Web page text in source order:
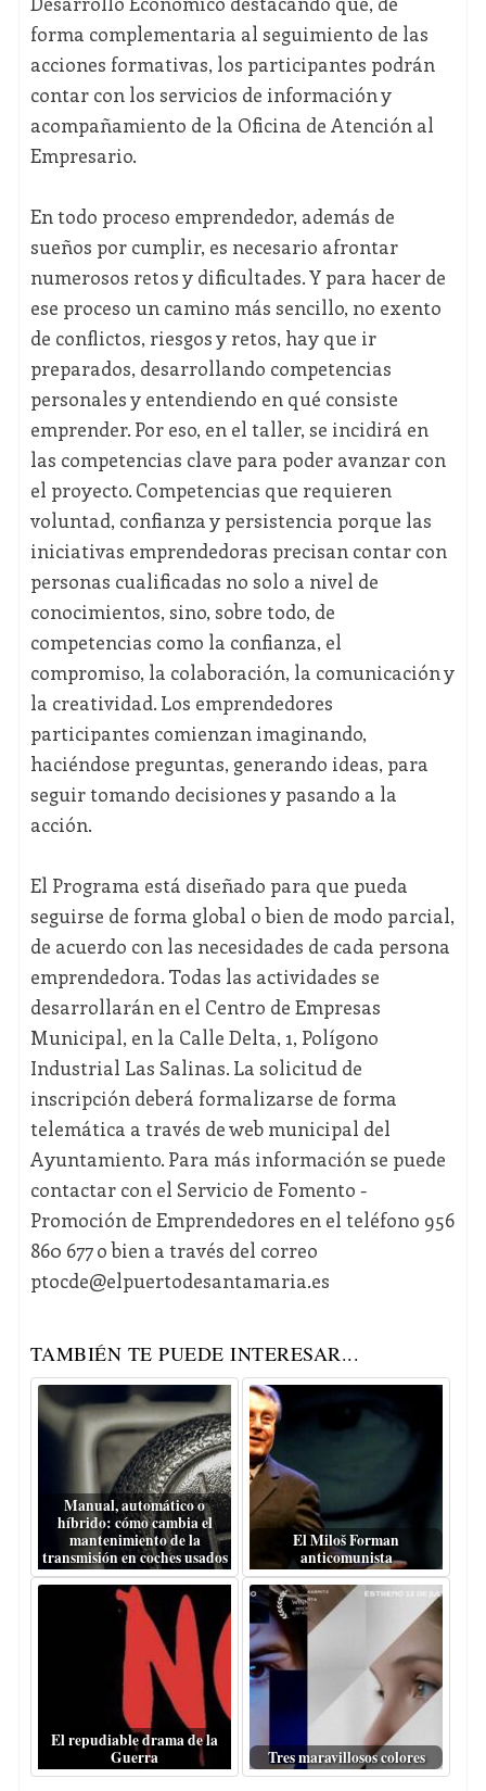
forma complementaria al seguimiento de las
acciones formativas, los participantes podrán
contar con los servicios de información y
acompañamiento de la Oficina de Atención al
Empresario.
En todo proceso emprendedor, además de
sueños por cumplir, es necesario afrontar
numerosos retos y dificultades. Y para hacer de
ese proceso un camino más sencillo, no exento
de conflictos, riesgos y retos, hay que ir
preparados, desarrollando competencias
personales y entendiendo en qué consiste
emprender. Por eso, en el taller, se incidirá en
las competencias clave para poder avanzar con
el proyecto. Competencias que requieren
voluntad, confianza y persistencia porque las
iniciativas emprendedoras precisan contar con
personas cualificadas no solo a nivel de
conocimientos, sino, sobre todo, de
competencias como la confianza, el
compromiso, la colaboración, la comunicación y
la creatividad. Los emprendedores
participantes comienzan imaginando,
haciéndose preguntas, generando ideas, para
seguir tomando decisiones y pasando a la
acción.
El Programa está diseñado para que pueda
seguirse de forma global o bien de modo parcial,
de acuerdo con las necesidades de cada persona
emprendedora. Todas las actividades se
desarrollarán en el Centro de Empresas
Municipal, en la Calle Delta, 1, Polígono
Industrial Las Salinas. La solicitud de
inscripción deberá formalizarse de forma
telemática a través de web municipal del
Ayuntamiento. Para más información se puede
contactar con el Servicio de Fomento -
Promoción de Emprendedores en el teléfono 956
860 677 o bien a través del correo
ptocde@elpuertodesantamaria.es
TAMBIÉN TE PUEDE INTERESAR...
Manual, automático o
híbrido: cómo cambia el
mantenimiento de la
transmisión en coches usados
El Miloš Forman
anticomunista
El repudiable drama de la
Guerra
Tres maravillosos colores